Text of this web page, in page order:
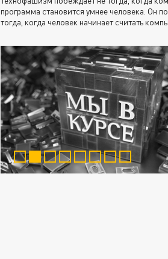
программа становится умнее человека. Он
тогда, когда человек начинает считать